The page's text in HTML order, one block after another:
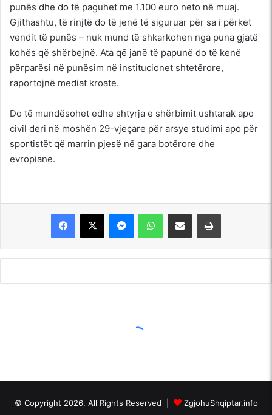
punës dhe do të paguhet me 1.100 euro neto në muaj.
Gjithashtu, të rinjtë do të jenë të siguruar për sa i përket
vendit të punës – nuk mund të shkarkohen nga puna gjatë
kohës që shërbejnë. Ata që janë të papunë do të kenë
përparësi në punësim në institucionet shtetërore,
raportojnë mediat kroate.
Do të mundësohet edhe shtyrja e shërbimit ushtarak apo
civil deri në moshën 29-vjeçare për arsye studimi apo për
sportistët që marrin pjesë në gara botërore dhe
evropiane.
© Copyright 2026, All Rights Reserved | ZgjohuShqiptar.info